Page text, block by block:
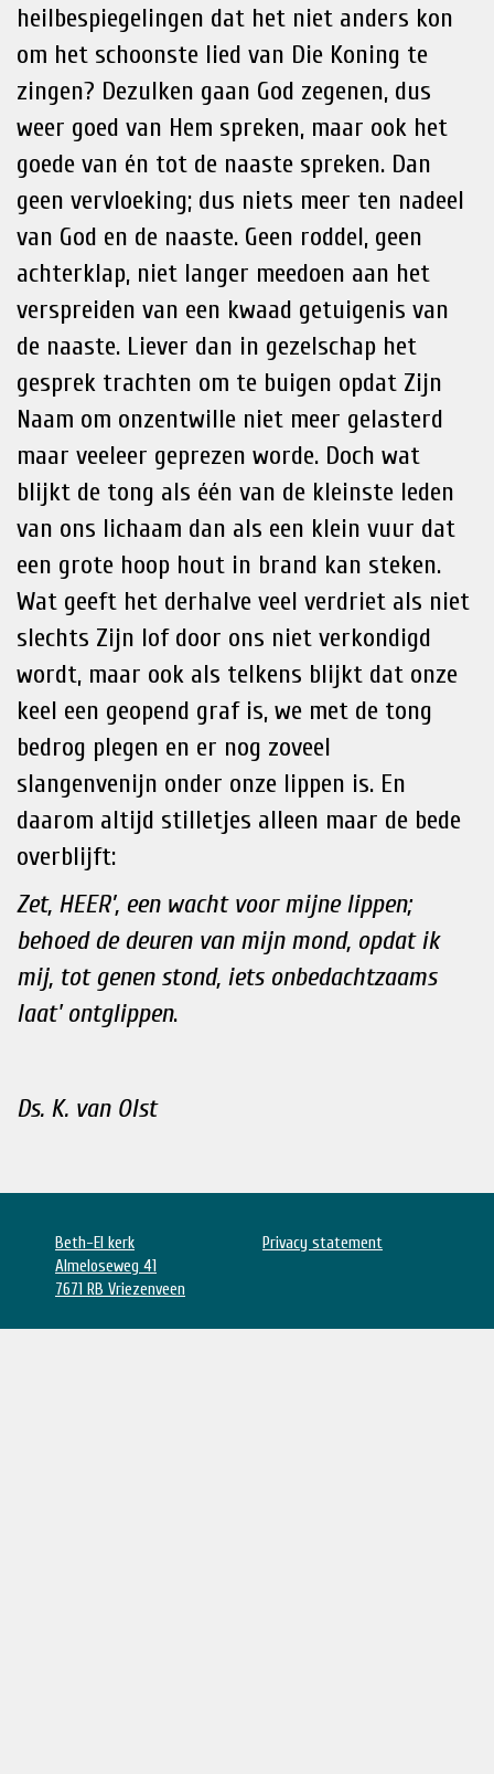
heilbespiegelingen dat het niet anders kon
om het schoonste lied van Die Koning te
zingen? Dezulken gaan God zegenen, dus
weer goed van Hem spreken, maar ook het
goede van én tot de naaste spreken. Dan
geen vervloeking; dus niets meer ten nadeel
van God en de naaste. Geen roddel, geen
achterklap, niet langer meedoen aan het
verspreiden van een kwaad getuigenis van
de naaste. Liever dan in gezelschap het
gesprek trachten om te buigen opdat Zijn
Naam om onzentwille niet meer gelasterd
maar veeleer geprezen worde. Doch wat
blijkt de tong als één van de kleinste leden
van ons lichaam dan als een klein vuur dat
een grote hoop hout in brand kan steken.
Wat geeft het derhalve veel verdriet als niet
slechts Zijn lof door ons niet verkondigd
wordt, maar ook als telkens blijkt dat onze
keel een geopend graf is, we met de tong
bedrog plegen en er nog zoveel
slangenvenijn onder onze lippen is. En
daarom altijd stilletjes alleen maar de bede
overblijft:
Zet, HEER’, een wacht voor mijne lippen;
behoed de deuren van mijn mond, opdat ik
mij, tot genen stond, iets onbedachtzaams
laat' ontglippen.
Ds. K. van Olst
Beth-El kerk
Privacy statement
Almeloseweg 41
7671 RB Vriezenveen